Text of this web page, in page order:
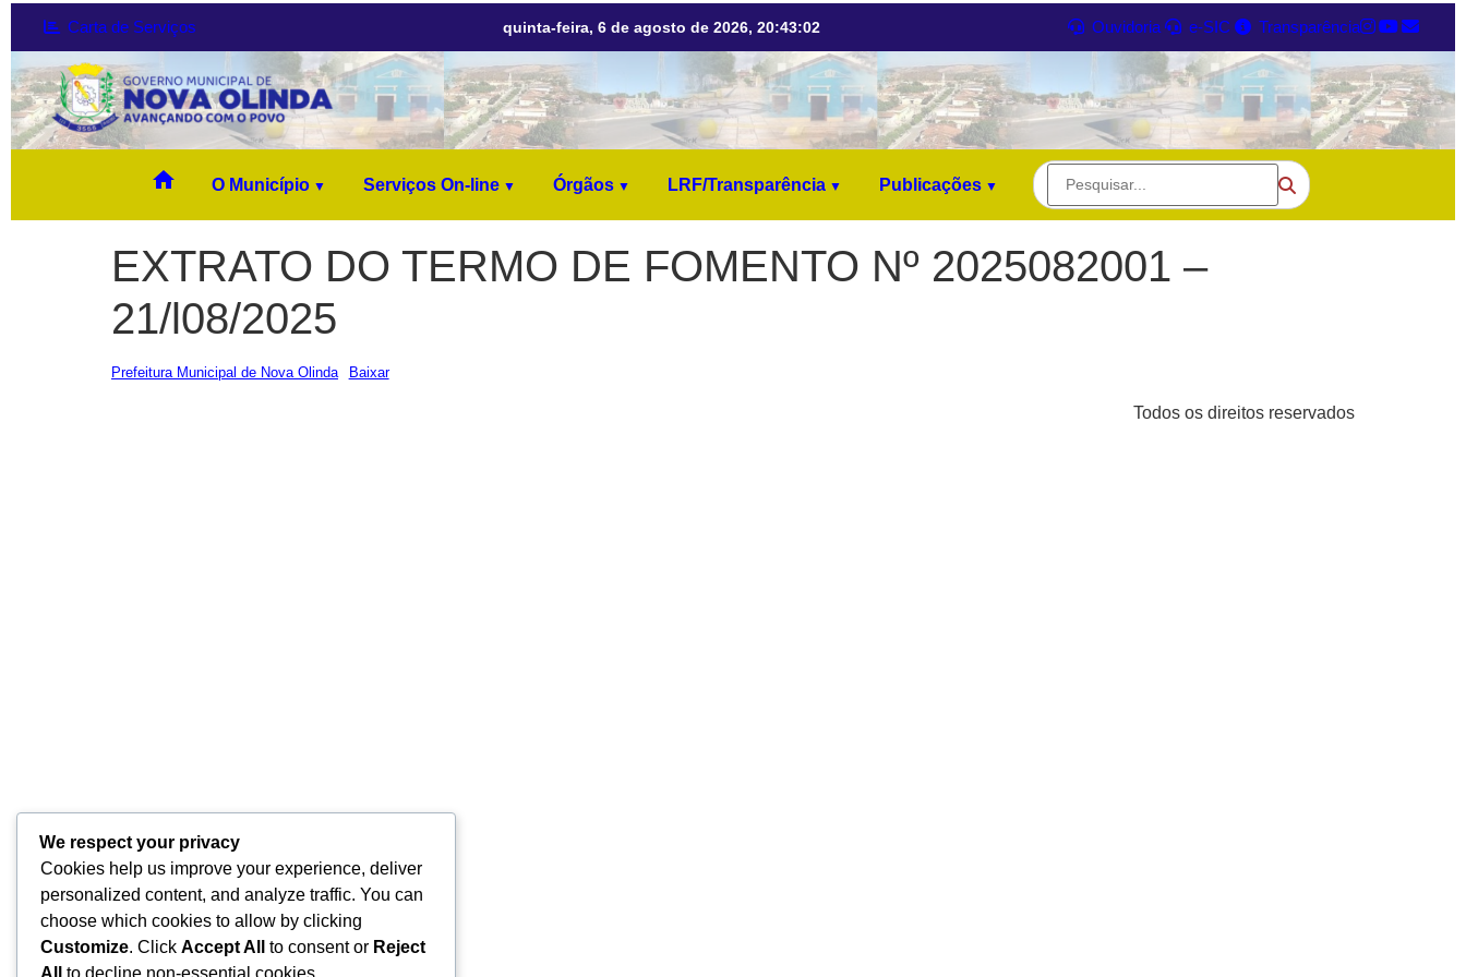
Carta de Serviços quinta-feira, 6 de agosto de 2026, 20:43:02 Ouvidoria e-SIC Transparência
home O Município Serviços On-line Órgãos LRF/Transparência Publicações
EXTRATO DO TERMO DE FOMENTO Nº 2025082001 –
21/l08/2025
Prefeitura Municipal de Nova Olinda Baixar
Todos os direitos reservados
We respect your privacy
Cookies help us improve your experience, deliver
personalized content, and analyze traffic. You can
choose which cookies to allow by clicking
Customize. Click Accept All to consent or Reject
All
to decline non-essential cookies.